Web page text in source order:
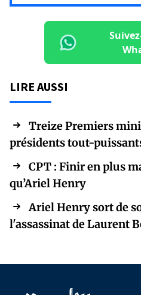
LIRE AUSSI
Treize Premiers
présidents tout-
CPT : Finir en plus
qu’Ariel Henry
Ariel Henry sort de
l'assassinat de Laurent